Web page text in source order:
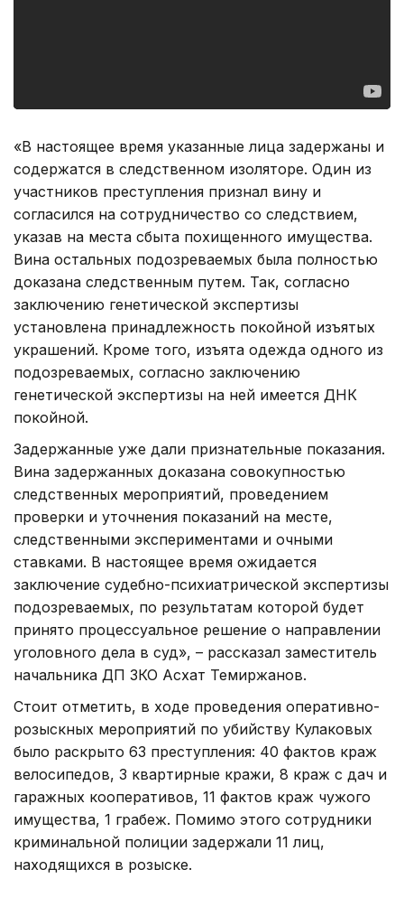
«В настоящее время указанные лица задержаны и
содержатся в следственном изоляторе. Один из
участников преступления признал вину и
согласился на сотрудничество со следствием,
указав на места сбыта похищенного имущества.
Вина остальных подозреваемых была полностью
доказана следственным путем. Так, согласно
заключению генетической экспертизы
установлена принадлежность покойной изъятых
украшений. Кроме того, изъята одежда одного из
подозреваемых, согласно заключению
генетической экспертизы на ней имеется ДНК
покойной.
Задержанные уже дали признательные показания.
Вина задержанных доказана совокупностью
следственных мероприятий, проведением
проверки и уточнения показаний на месте,
следственными экспериментами и очными
ставками. В настоящее время ожидается
заключение судебно-психиатрической экспертизы
подозреваемых, по результатам которой будет
принято процессуальное решение о направлении
уголовного дела в суд», – рассказал заместитель
начальника ДП ЗКО Асхат Темиржанов.
Стоит отметить, в ходе проведения оперативно-
розыскных мероприятий по убийству Кулаковых
было раскрыто 63 преступления: 40 фактов краж
велосипедов, 3 квартирные кражи, 8 краж с дач и
гаражных кооперативов, 11 фактов краж чужого
имущества, 1 грабеж. Помимо этого сотрудники
криминальной полиции задержали 11 лиц,
находящихся в розыске.